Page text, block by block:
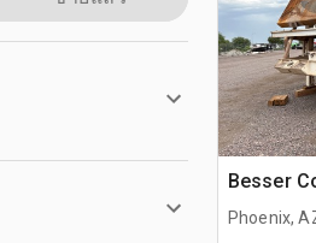
Besser
Phoenix,